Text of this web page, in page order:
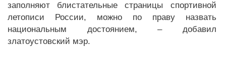
заполняют блистательные страницы спортивной
летописи России, можно по праву назвать
национальным достоянием, – добавил
златоустовский мэр.